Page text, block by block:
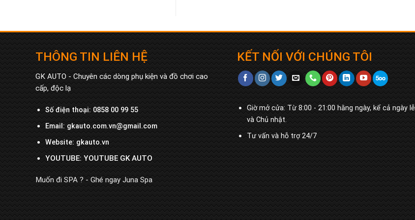
THÔNG TIN LIÊN HỆ
GK AUTO - Chuyên các dòng phụ kiện và đồ chơi cao
cấp, độc lạ
Số điện thoại: 0858 00 99 55
Email: gkauto.com.vn@gmail.com
Website: gkauto.vn
YOUTUBE:YOUTUBE GK AUTO
Muốn đi SPA ? - Ghé ngayJuna Spa
KẾT NỐI VỚI CHÚNG TÔI
Giờ mở cửa: Từ 8:00 - 21:00 hằng ngày, kể cả ngày lễ
và Chủ nhật.
Tư vấn và hỗ trợ 24/7